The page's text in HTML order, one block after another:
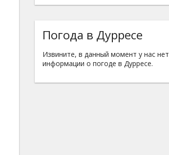
Погода в Дурресе
Извините, в данный момент у нас нет
информации о погоде в Дурресе.